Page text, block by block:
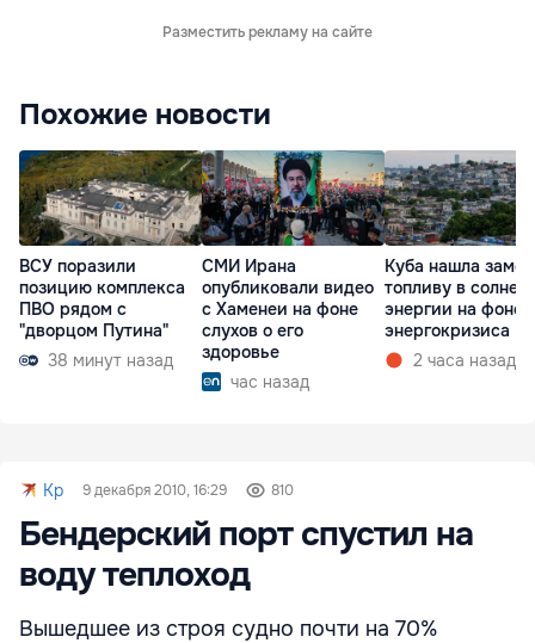
Разместить рекламу на сайте
Похожие новости
ВСУ поразили
позицию комплекса
ПВО рядом с
"дворцом Путина"
38 минут назад
СМИ Ирана
опубликовали видео
с Хаменеи на фоне
слухов о его
здоровье
час назад
Куба нашла
топливу в
энергии на фоне
энергокризиса
2 часа назад
Kp 9 декабря 2010, 16:29 810
Бендерский порт спустил на
воду теплоход
Вышедшее из строя судно почти на 70%